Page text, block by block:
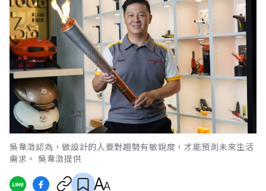
吳韋澂認為，做設計的人要對趨勢有敏銳度，才能預測未來生活
需求。 吳韋澂提供